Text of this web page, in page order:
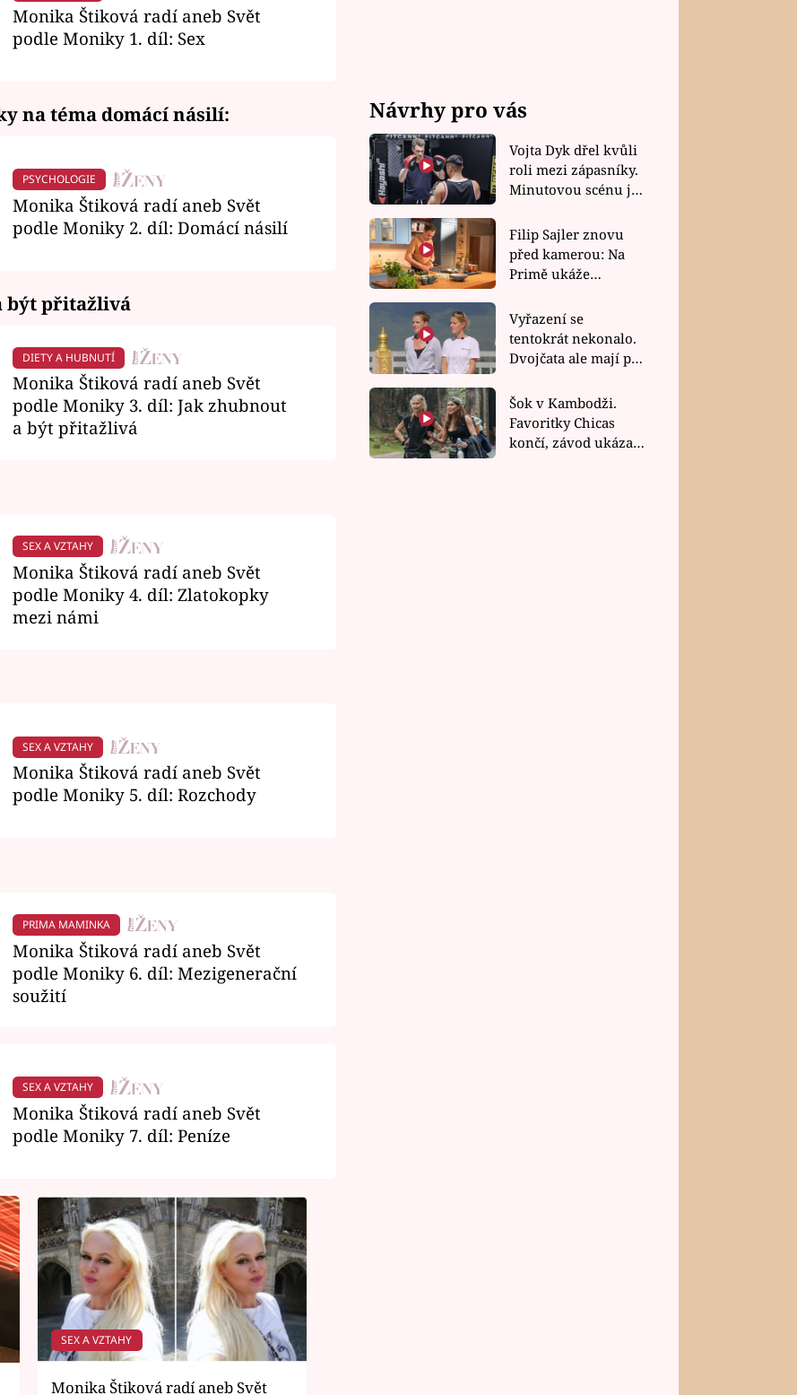
Monika Štiková radí aneb Svět
podle Moniky 1. díl: Sex
na téma domácí násilí:
PSYCHOLOGIE
Monika Štiková radí aneb Svět
podle Moniky 2. díl: Domácí násilí
být přitažlivá
DIETY A HUBNUTÍ
Monika Štiková radí aneb Svět
podle Moniky 3. díl: Jak zhubnout
a být přitažlivá
SEX A VZTAHY
Monika Štiková radí aneb Svět
podle Moniky 4. díl: Zlatokopky
mezi námi
SEX A VZTAHY
Monika Štiková radí aneb Svět
podle Moniky 5. díl: Rozchody
PRIMA MAMINKA
Monika Štiková radí aneb Svět
podle Moniky 6. díl: Mezigenerační
soužití
SEX A VZTAHY
Monika Štiková radí aneb Svět
podle Moniky 7. díl: Peníze
SEX A VZTAHY
Monika Štiková radí aneb Svět
Návrhy pro vás
Vojta Dyk dřel kvůli
roli mezi zápasníky.
Minutovou scénu jel
Filip Sajler znovu
před kamerou: Na
Primě ukáže
rychlé recepty
Vyřazení se
tentokrát nekonalo.
Dvojčata ale mají po
závodu nůž na krku
Šok v Kambodži.
Favoritky Chicas
končí, závod ukázal